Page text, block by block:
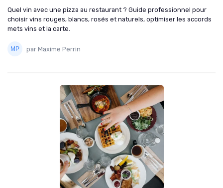
Quel vin avec une pizza au restaurant ? Guide professionnel pour
choisir vins rouges, blancs, rosés et naturels, optimiser les accords
mets vins et la carte.
par Maxime Perrin